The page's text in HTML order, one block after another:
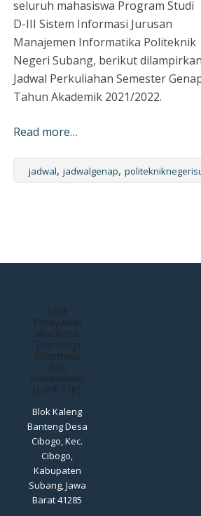
seluruh mahasiswa Program Studi
D-III Sistem Informasi Jurusan
Manajemen Informatika Politeknik
Negeri Subang, berikut dilampirkan
Jadwal Perkuliahan Semester
Tahun Akademik 2021/2022.
Read more…
jadwal, jadwalgenap,
Unit
Pelayanan
Akademik
Teknologi
Informasi
dan
Komunikasi
(UPA TIK)
Blok Kaleng
Banteng Desa
Cibogo, Kec.
Cibogo,
Kabupaten
Subang, Jawa
Barat 41285